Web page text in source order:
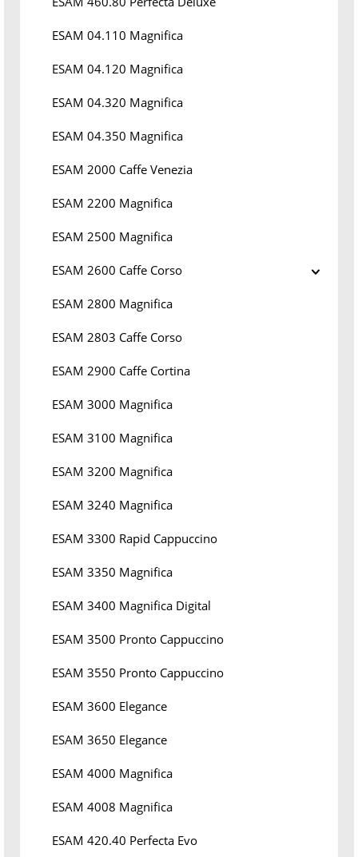
ESAM 04.110 Magnifica
ESAM 04.120 Magnifica
ESAM 04.320 Magnifica
ESAM 04.350 Magnifica
ESAM 2000 Caffe Venezia
ESAM 2200 Magnifica
ESAM 2500 Magnifica
ESAM 2600 Caffe Corso
ESAM 2800 Magnifica
ESAM 2803 Caffe Corso
ESAM 2900 Caffe Cortina
ESAM 3000 Magnifica
ESAM 3100 Magnifica
ESAM 3200 Magnifica
ESAM 3240 Magnifica
ESAM 3300 Rapid Cappuccino
ESAM 3350 Magnifica
ESAM 3400 Magnifica Digital
ESAM 3500 Pronto Cappuccino
ESAM 3550 Pronto Cappuccino
ESAM 3600 Elegance
ESAM 3650 Elegance
ESAM 4000 Magnifica
ESAM 4008 Magnifica
ESAM 420.40 Perfecta Evo